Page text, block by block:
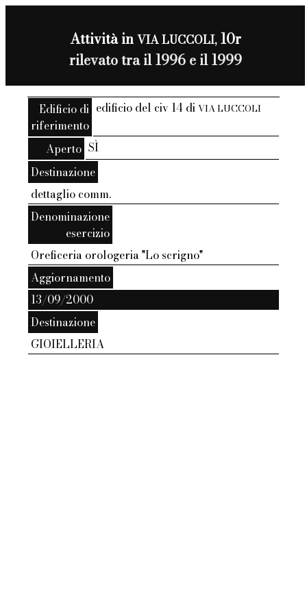
Attività inVIA LUCCOLI,10r
rilevato tra il 1996 e il 1999
Edificio di
riferimento
edificio del civ 14 diVIA LUCCOLI
Aperto SÌ
Destinazione
dettaglio comm.
Denominazione
esercizio
Oreficeria orologeria "Lo scrigno"
Aggiornamento
13/09/2000
Destinazione
GIOIELLERIA